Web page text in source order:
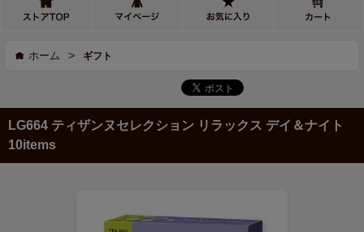
ホーム > ギフト
LG664 ティザンヌセレクション リラックス デイ＆ナイト
10items